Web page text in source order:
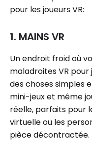
pour les joueurs VR:
1. MAINS VR
Un endroit froid où
maladroites VR
des choses simples
mini-jeux et même
réelle, parfaits pour
virtuelle ou les
pièce décontractée.